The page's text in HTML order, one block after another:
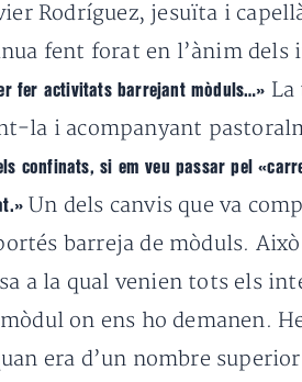
Rodríguez, jesuïta i
fent forat en l’ànim dels
fer activitats barrejant mòduls…» La
la i acompanyant
confinats, si em veu passar pel
Un dels canvis que va
barreja de mòduls.
a la qual venien tots els
on ens ho demanen.
era d’un nombre